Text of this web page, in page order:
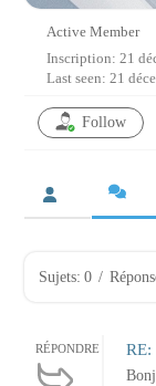
Active Member
Inscription: 21
Last seen: 21
Follow
Sujets: 0 /
RÉPONDRE RE: